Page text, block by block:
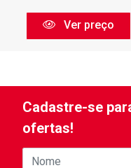
Ver preço
Cadastre-se
ofertas!